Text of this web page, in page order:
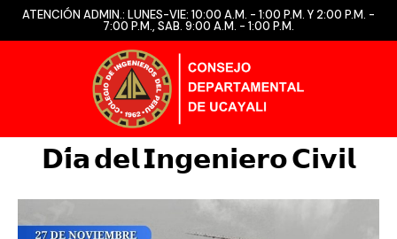
ATENCIÓN ADMIN.: LUNES-VIE: 10:00 A.M. - 1:00 P.M. Y 2:00 P.M. -
7:00 P.M., SAB. 9:00 A.M. - 1:00 P.M.
𝗗𝗶́𝗮 𝗱𝗲𝗹 𝗜𝗻𝗴𝗲𝗻𝗶𝗲𝗿𝗼 𝗖𝗶𝘃𝗶𝗹